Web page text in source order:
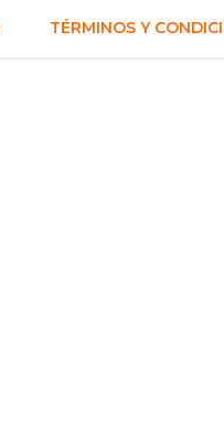
TÉRMINOS Y